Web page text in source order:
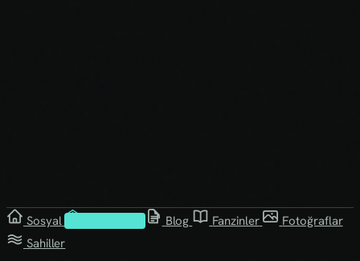
Sosyal Blog Fanzinler
Fotoğraflar
Sahiller